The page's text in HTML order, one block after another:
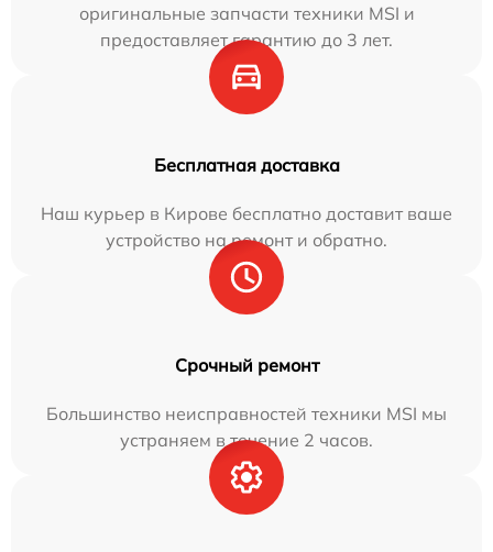
оригинальные запчасти техники MSI и
предоставляет гарантию до 3 лет.
Бесплатная доставка
Наш курьер в Кирове бесплатно доставит ваше
устройство на ремонт и обратно.
Срочный ремонт
Большинство неисправностей техники MSI мы
устраняем в течение 2 часов.